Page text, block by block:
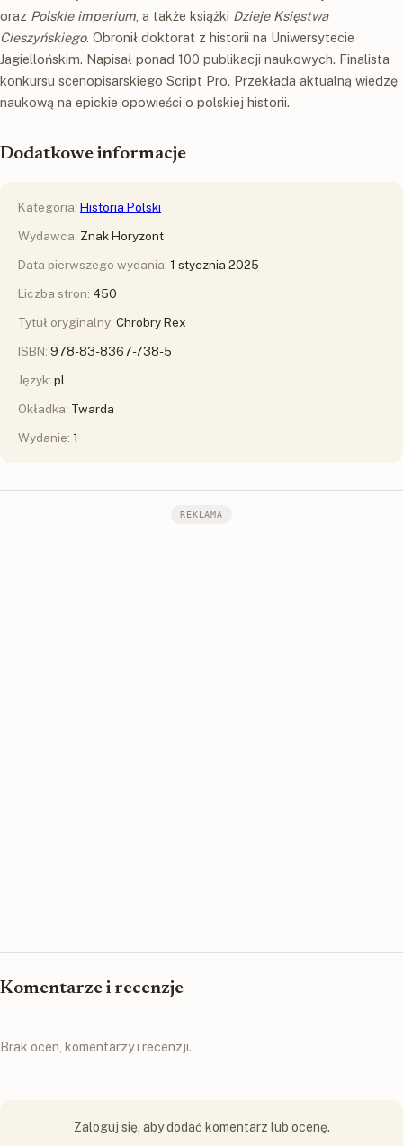
oraz Polskie imperium, a także książki Dzieje Księstwa
Cieszyńskiego. Obronił doktorat z historii na Uniwersytecie
Jagiellońskim. Napisał ponad 100 publikacji naukowych. Finalista
konkursu scenopisarskiego Script Pro. Przekłada aktualną wiedzę
naukową na epickie opowieści o polskiej historii.
Dodatkowe informacje
Kategoria: Historia Polski
Wydawca: Znak Horyzont
Data pierwszego wydania: 1 stycznia 2025
Liczba stron: 450
Tytuł oryginalny: Chrobry Rex
ISBN: 978-83-8367-738-5
Język: pl
Okładka: Twarda
Wydanie: 1
REKLAMA
Komentarze i recenzje
Brak ocen, komentarzy i recenzji.
Zaloguj się, aby dodać komentarz lub ocenę.